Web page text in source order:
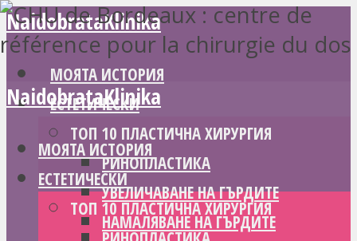
NaidobrataKlinika
МОЯТА ИСТОРИЯ
ЕСТЕТИЧЕСКИ
ТОП 10 ПЛАСТИЧНА ХИРУРГИЯ
РИНОПЛАСТИКА
УВЕЛИЧАВАНЕ НА ГЪРДИТЕ
НАМАЛЯВАНЕ НА ГЪРДИТЕ
NaidobrataKlinika
МОЯТА ИСТОРИЯ
ЕСТЕТИЧЕСКИ
ТОП 10 ПЛАСТИЧНА ХИРУРГИЯ